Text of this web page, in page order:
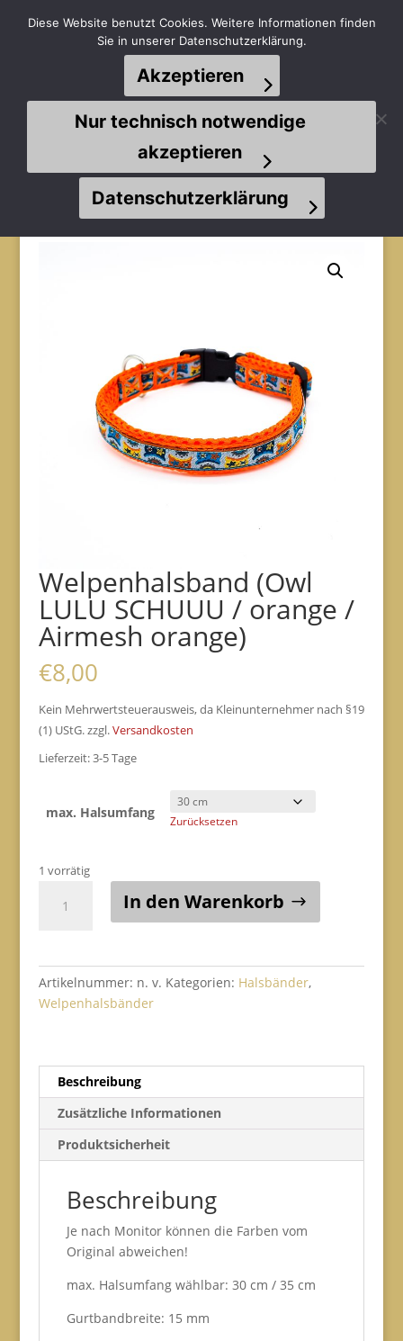
Seite wählen
Halsbänder/Welpenhalsbänder/ Welpenhalsband
(Owl LULU SCHUUU / orange / Airmesh orange)
Welpenhalsband (Owl
LULU SCHUUU / orange /
Airmesh orange)
€8,00
Kein Mehrwertsteuerausweis, da Kleinunternehmer nach §19
(1) UStG. zzgl.Versandkosten
Lieferzeit:3-5 Tage
max. Halsumfang
Zurücksetzen
1 vorrätig
orange
Menge
In den Warenkorb
Artikelnummer: n. v. Kategorien: Halsbänder,
Welpenhalsbänder
Beschreibung
Zusätzliche Informationen
Produktsicherheit
Beschreibung
Je nach Monitor können die Farben vom
Original abweichen!
max. Halsumfang wählbar: 30 cm / 35 cm
Gurtbandbreite: 15 mm
Diese Website benutzt Cookies. Weitere Informationen finden
Sie in unserer Datenschutzerklärung.
Akzeptieren
Nur technisch notwendige
akzeptieren
Datenschutzerklärung